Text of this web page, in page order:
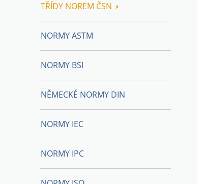
TŘÍDY NOREM ČSN
NORMY ASTM
NORMY BSI
NĚMECKÉ NORMY DIN
NORMY IEC
NORMY IPC